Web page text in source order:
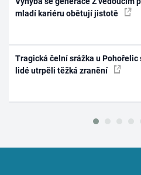
mladí kariéru obětují jistotě
Tragická čelní srážka u Pohořelic
lidé utrpěli těžká zranění